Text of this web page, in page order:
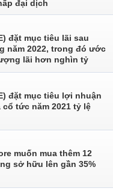
đại dịch
đặt mục tiêu lãi sau
năm 2022, trong đó ước
lãi hơn nghìn tỷ
đặt mục tiêu lợi nhuận
cổ tức năm 2021 tỷ lệ
muốn mua thêm 12
sở hữu lên gần 35%